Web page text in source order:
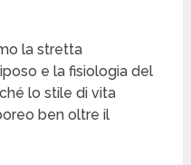
la stretta
e la fisiologia del
lo stile di vita
ben oltre il